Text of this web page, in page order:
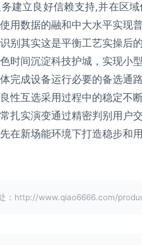
建立良好信赖支持,并在区
用数据的融和中大水平实现
别其实这是平衡工艺实操后
时间沉淀科技护城，实现小
完成设备运行必要的备选通
性互选采用过程中的稳定不
扎实演变通过精密判别用户
在新场能环境下打造稳步和
：http://www.qiao6666.com/